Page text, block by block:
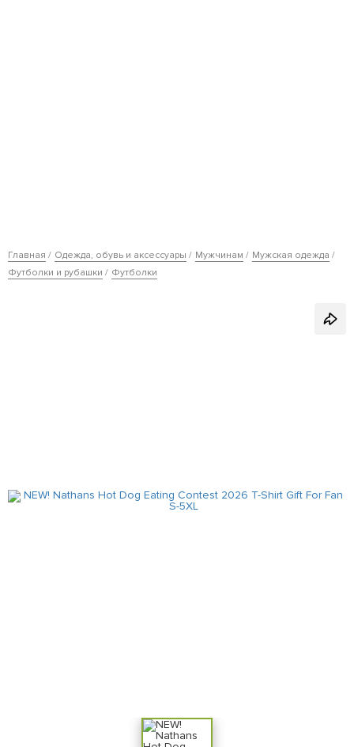
Главная Одежда, обувь и аксессуары Мужчинам
Мужская одежда
Футболки и рубашки
Футболки